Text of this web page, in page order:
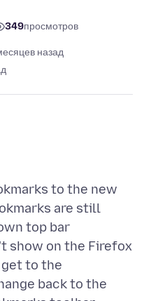
349просмотров
назад
to the new
are still
top bar
show on the Firefox
to the
back to the